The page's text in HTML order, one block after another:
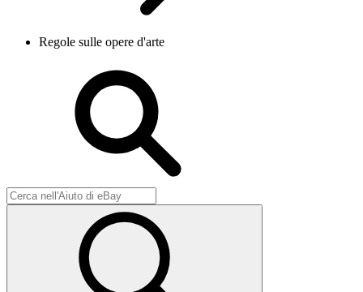
Regole sulle opere d'arte